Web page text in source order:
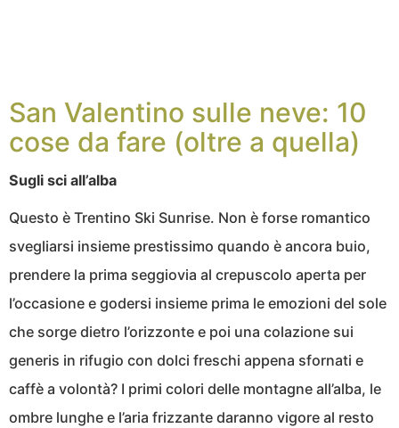
San Valentino sulle neve: 10
cose da fare (oltre a quella)
Sugli sci all’alba
Questo è Trentino Ski Sunrise. Non è forse romantico
svegliarsi insieme prestissimo quando è ancora buio,
prendere la prima seggiovia al crepuscolo aperta per
l’occasione e godersi insieme prima le emozioni del sole
che sorge dietro l’orizzonte e poi una colazione sui
generis in rifugio con dolci freschi appena sfornati e
caffè a volontà? I primi colori delle montagne all’alba, le
ombre lunghe e l’aria frizzante daranno vigore al resto